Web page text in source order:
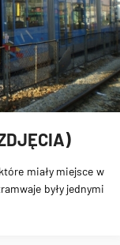
miały miejsce w
były jednymi